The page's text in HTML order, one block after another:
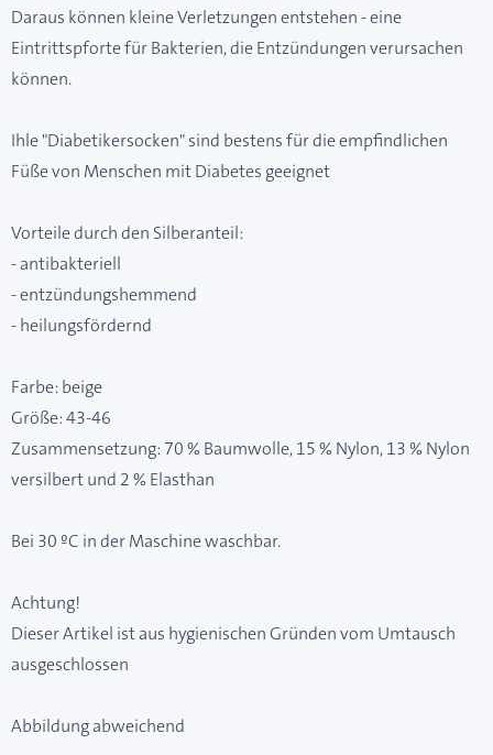
Daraus können kleine Verletzungen entstehen - eine
Eintrittspforte für Bakterien, die Entzündungen verursachen
können.
Ihle "Diabetikersocken" sind bestens für die empfindlichen
Füße von Menschen mit Diabetes geeignet
Vorteile durch den Silberanteil:
- antibakteriell
- entzündungshemmend
- heilungsfördernd
Farbe: beige
Größe: 43-46
Zusammensetzung: 70 % Baumwolle, 15 % Nylon, 13 % Nylon
versilbert und 2 % Elasthan
Bei 30 ºC in der Maschine waschbar.
Achtung!
Dieser Artikel ist aus hygienischen Gründen vom Umtausch
ausgeschlossen
Abbildung abweichend